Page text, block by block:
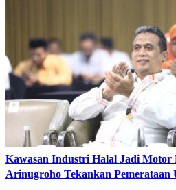
Kawasan Industri Halal Jadi Motor
Arinugroho Tekankan